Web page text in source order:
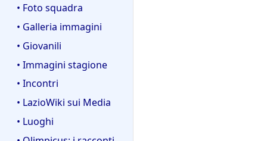
• Foto squadra
• Galleria immagini
• Giovanili
• Immagini stagione
• Incontri
• LazioWiki sui Media
• Luoghi